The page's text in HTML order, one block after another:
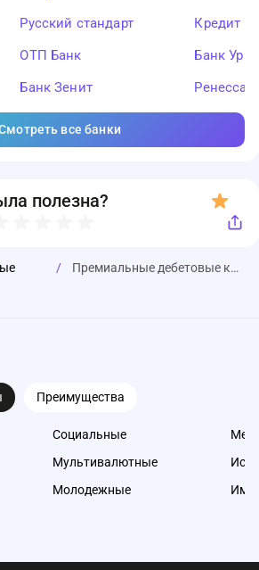
Русский стандарт
ОТП Банк
Банк Зенит
Кредит
Банк
все банки
полезна?
/ Премиальные дебетовые карты
Преимущества
Социальные
Мультивалютные
Молодежные